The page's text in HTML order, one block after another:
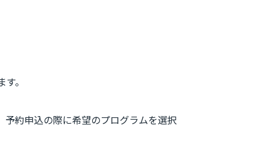
。
約申込の際に希望のプログラムを選択